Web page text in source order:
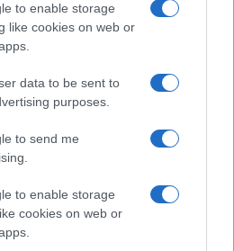
to enable storage
like cookies on web or
data to be sent to
purposes.
to send me
to enable storage
cookies on web or
App World-ben
appjai
Messengeren